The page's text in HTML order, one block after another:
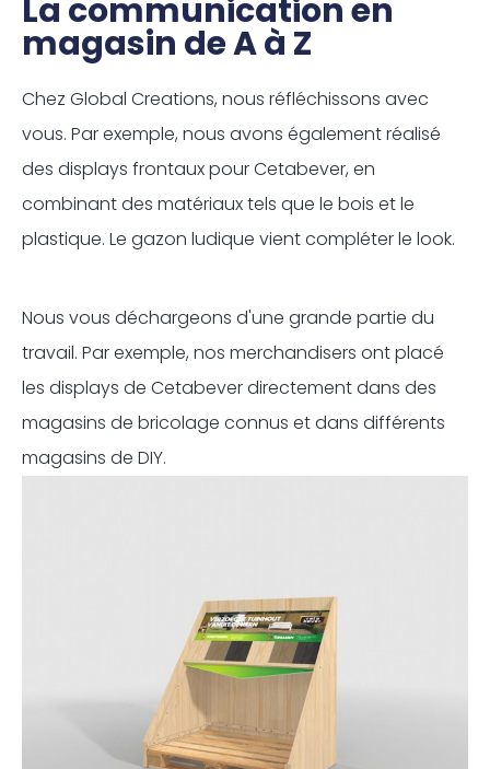
La communication en
magasin de A à Z
Chez Global Creations, nous réfléchissons avec
vous. Par exemple, nous avons également réalisé
des displays frontaux pour Cetabever, en
combinant des matériaux tels que le bois et le
plastique. Le gazon ludique vient compléter le look.
Nous vous déchargeons d'une grande partie du
travail. Par exemple, nos merchandisers ont placé
les displays de Cetabever directement dans des
magasins de bricolage connus et dans différents
magasins de DIY.